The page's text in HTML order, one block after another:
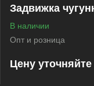
Задвижка
В наличии
Опт и розница
Цену уточняйте